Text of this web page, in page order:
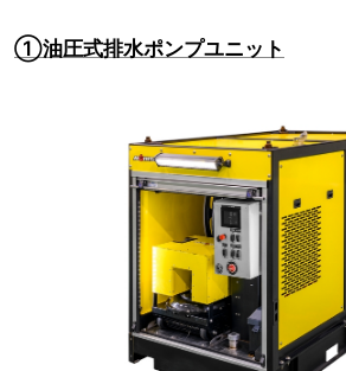
①油圧式排水ポンプユニット